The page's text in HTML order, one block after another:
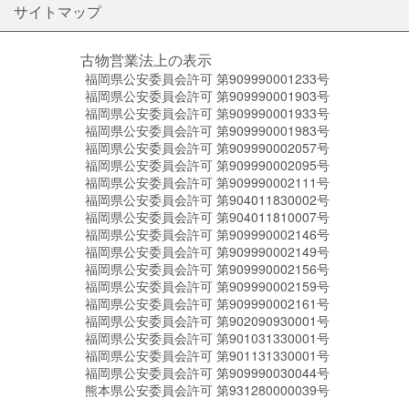
サイトマップ
古物営業法上の表示
福岡県公安委員会許可 第909990001233号
福岡県公安委員会許可 第909990001903号
福岡県公安委員会許可 第909990001933号
福岡県公安委員会許可 第909990001983号
福岡県公安委員会許可 第909990002057号
福岡県公安委員会許可 第909990002095号
福岡県公安委員会許可 第909990002111号
福岡県公安委員会許可 第904011830002号
福岡県公安委員会許可 第904011810007号
福岡県公安委員会許可 第909990002146号
福岡県公安委員会許可 第909990002149号
福岡県公安委員会許可 第909990002156号
福岡県公安委員会許可 第909990002159号
福岡県公安委員会許可 第909990002161号
福岡県公安委員会許可 第902090930001号
福岡県公安委員会許可 第901031330001号
福岡県公安委員会許可 第901131330001号
福岡県公安委員会許可 第909990030044号
熊本県公安委員会許可 第931280000039号